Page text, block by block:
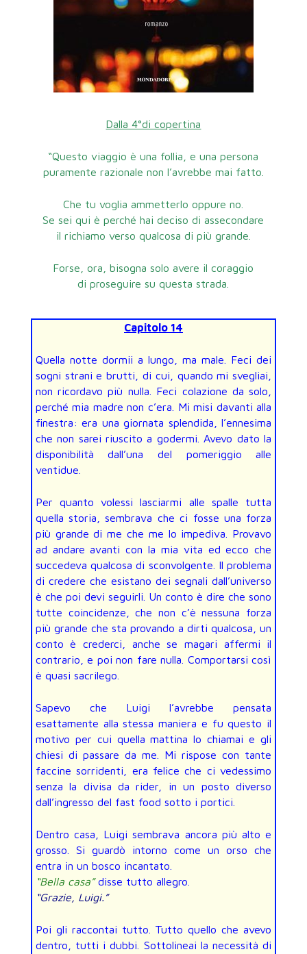
Dalla 4°di copertina
“Questo viaggio è una follia, e una persona
puramente razionale non l’avrebbe mai fatto.
Che tu voglia ammetterlo oppure no.
Se sei qui è perché hai deciso di assecondare
il richiamo verso qualcosa di più grande.
Forse, ora, bisogna solo avere il coraggio
di proseguire su questa strada.
Capitolo 14
Quella notte dormii a lungo, ma male. Feci dei
sogni strani e brutti, di cui, quando mi svegliai,
non ricordavo più nulla. Feci colazione da solo,
perché mia madre non c’era. Mi misi davanti alla
finestra: era una giornata splendida, l’ennesima
che non sarei riuscito a godermi. Avevo dato la
disponibilità dall’una del pomeriggio alle
ventidue.
Per quanto volessi lasciarmi alle spalle tutta
quella storia, sembrava che ci fosse una forza
più grande di me che me lo impediva. Provavo
ad andare avanti con la mia vita ed ecco che
succedeva qualcosa di sconvolgente. Il problema
di credere che esistano dei segnali dall’universo
è che poi devi seguirli. Un conto è dire che sono
tutte coincidenze, che non c’è nessuna forza
più grande che sta provando a dirti qualcosa, un
conto è crederci, anche se magari affermi il
contrario, e poi non fare nulla. Comportarsi così
è quasi sacrilego.
Sapevo che Luigi l’avrebbe pensata
esattamente alla stessa maniera e fu questo il
motivo per cui quella mattina lo chiamai e gli
chiesi di passare da me. Mi rispose con tante
faccine sorridenti, era felice che ci vedessimo
senza la divisa da rider, in un posto diverso
dall’ingresso del fast food sotto i portici.
Dentro casa, Luigi sembrava ancora più alto e
grosso. Si guardò intorno come un orso che
entra in un bosco incantato.
“Bella casa” disse tutto allegro.
“Grazie, Luigi.”
Poi gli raccontai tutto. Tutto quello che avevo
dentro, tutti i dubbi. Sottolineai la necessità di